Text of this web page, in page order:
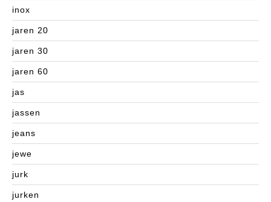
inox
jaren 20
jaren 30
jaren 60
jas
jassen
jeans
jewe
jurk
jurken